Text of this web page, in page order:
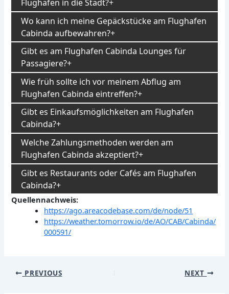
Flughafen in die Stadt?
Wo kann ich meine Gepäckstücke am Flughafen
Cabinda aufbewahren?
Gibt es am Flughafen Cabinda Lounges für
Passagiere?
Wie früh sollte ich vor meinem Abflug am
Flughafen Cabinda eintreffen?
Gibt es Einkaufsmöglichkeiten am Flughafen
Cabinda?
Welche Zahlungsmethoden werden am
Flughafen Cabinda akzeptiert?
Gibt es Restaurants oder Cafés am Flughafen
Cabinda?
Quellennachweis:
https://ago.areacodebase.com/de/node/51
https://weather.tomorrow.io/de/AO/CAB/Cabinda/
000591/
Post
PREVIOUS NEXT